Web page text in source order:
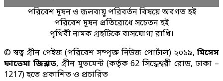
পরিবেশ দূষন ও জলবায়ু পরিবর্তন বিষয়ে অবগত হই
পরিবেশ দূষন প্রতিরোধে সচেতন হই
পৃথিবী নামক গ্রহটিকে বাসযোগ্য রাখি।
© স্বত্ব গ্রীন পেইজ (পরিবেশ সম্পৃক্ত নিউজ পোর্টাল) ২০১৯, মিসেস
ফাতেমা জিন্নাত, গ্রীন মুভমেন্ট (কর্তৃক 62 সিদ্ধেশ্বরী রোড, ঢাকা –
1217) হতে প্রকাশিত ও প্রচারিত